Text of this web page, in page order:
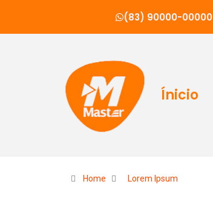
(83) 90000-00000
Ínicio
Home Lorem Ipsum